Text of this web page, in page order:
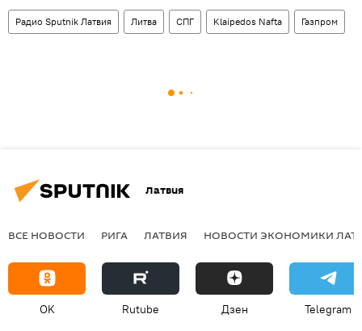
Радио Sputnik Латвия Литва СПГ Klaipedos Nafta Газпром
Латвия
ВСЕ НОВОСТИ РИГА ЛАТВИЯ НОВОСТИ ЭКОНОМИКИ
OK Rutube Дзен Telegram